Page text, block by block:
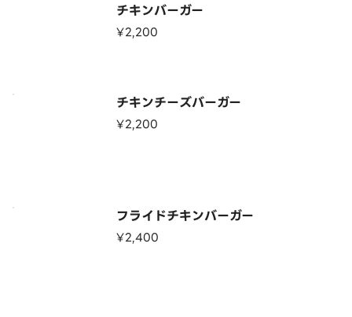
チキンバーガー
¥2,200
チキンチーズバーガー
¥2,200
フライドチキンバーガー
¥2,400